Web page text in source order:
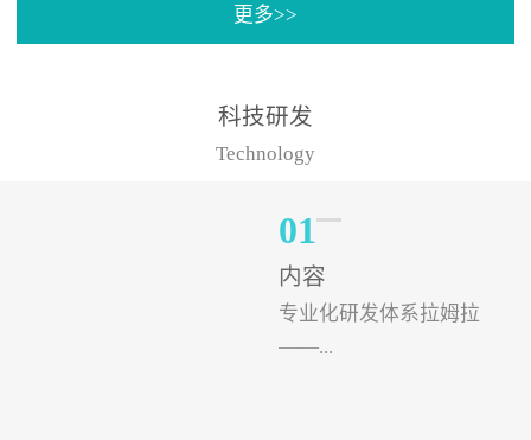
帮助作物增产增收，更要
实力。今天要讲的水溶肥
许多板栗种植户都获得了
有位王大姐今年使用一款
非常火爆...
更多>>
科技研发
Technology
01
内容
专业化研发体系拉姆拉
——...